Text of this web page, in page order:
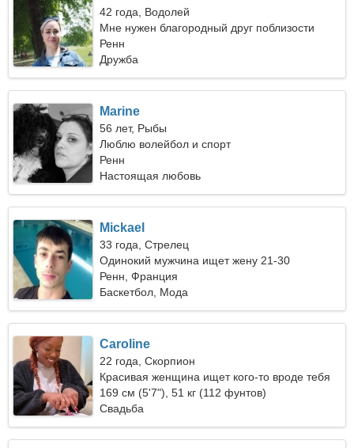
42 года, Водолей
Мне нужен благородный друг поблизости
Ренн
Дружба
Marine
56 лет, Рыбы
Люблю волейбол и спорт
Ренн
Настоящая любовь
Mickael
33 года, Стрелец
Одинокий мужчина ищет жену 21-30
Ренн, Франция
Баскетбол, Мода
Caroline
22 года, Скорпион
Красивая женщина ищет кого-то вроде тебя
169 см (5'7"), 51 кг (112 фунтов)
Свадьба